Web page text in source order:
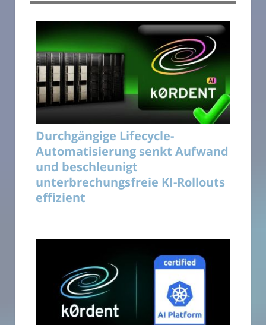
Durchgängige Lifecycle-
Automatisierung senkt Aufwand
und beschleunigt
unterbrechungsfreie KI-Rollouts
effizient